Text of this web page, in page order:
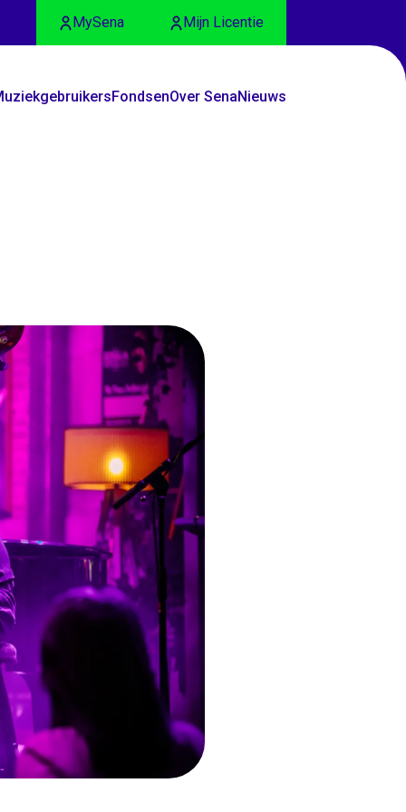
MySena Mijn Licentie
FondsenOver SenaNieuws